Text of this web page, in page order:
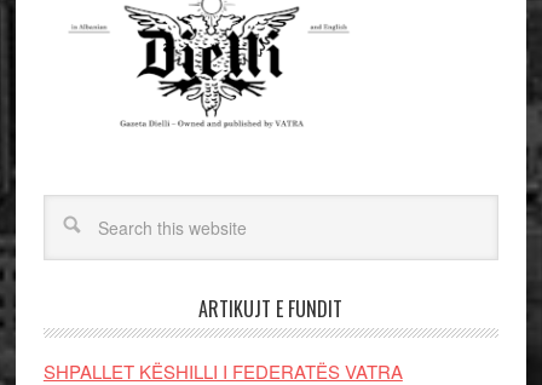
ARTIKUJT E FUNDIT
SHPALLET KËSHILLI I FEDERATËS VATRA